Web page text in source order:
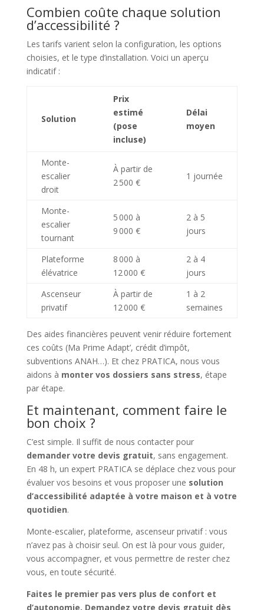
Combien coûte chaque solution
d’accessibilité ?
Les tarifs varient selon la configuration, les options
choisies, et le type d’installation. Voici un aperçu
indicatif :
Solution
Prix
estimé
(pose
incluse)
Délai
moyen
Monte-
escalier
droit
À partir de
2 500 €
1 journée
Monte-
escalier
tournant
5 000 à
9 000 €
2 à 5
jours
Plateforme
élévatrice
8 000 à
12 000 €
2 à 4
jours
Ascenseur
privatif
À partir de
12 000 €
1 à 2
semaines
Des aides financières peuvent venir réduire fortement
ces coûts (Ma Prime Adapt’, crédit d’impôt,
subventions ANAH…). Et chez PRATICA, nous vous
aidons à monter vos dossiers sans stress, étape
par étape.
Et maintenant, comment faire le
bon choix ?
C’est simple. Il suffit de nous contacter pour
demander votre devis gratuit, sans engagement.
En 48 h, un expert PRATICA se déplace chez vous pour
évaluer vos besoins et vous proposer une solution
d’accessibilité adaptée à votre maison et à votre
quotidien.
Monte-escalier, plateforme, ascenseur privatif : vous
n’avez pas à choisir seul. On est là pour vous guider,
vous accompagner, et vous permettre de rester chez
vous, en toute sécurité.
Faites le premier pas vers plus de confort et
d’autonomie. Demandez votre devis gratuit dès